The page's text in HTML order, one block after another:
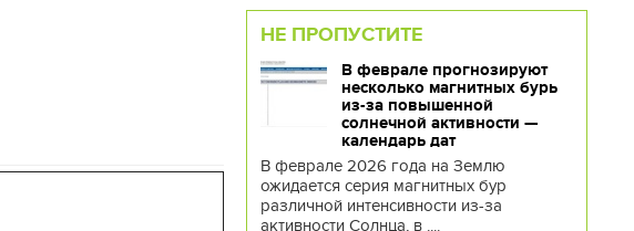
НЕ ПРОПУСТИТЕ
В феврале прогнозируют
несколько магнитных бурь
из-за повышенной
солнечной активности —
календарь дат
В феврале 2026 года на Землю
ожидается серия магнитных бур
различной интенсивности из-за
активности Солнца, в ....